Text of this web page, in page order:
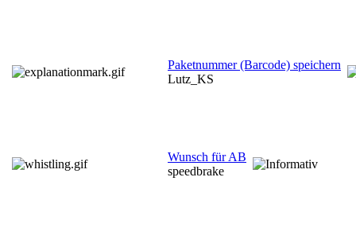
Paketnummer (Barcode) speichern
Lutz_KS
Wunsch für AB
speedbrake